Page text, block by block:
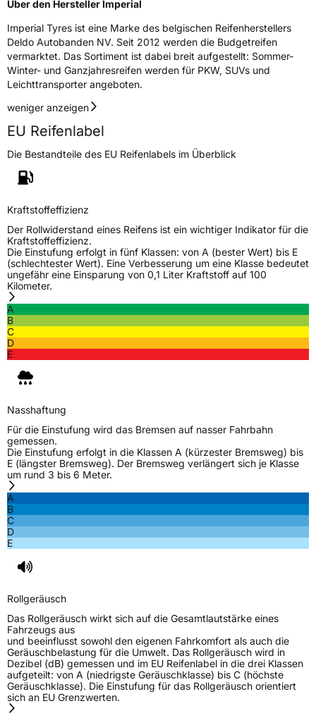
Effizienz D
NasshaftungC
Rollgeräusch (Klasse)B
Rollgeräusch (dB)70
FahrzeugklasseC1
3PMSF / Schneeflockensymbol / Alpine-SymbolNein
EPREL ID517453
Allgemeine Produktsicherheit (GPSR)
HerstellerkontaktDeldo Autobanden NV, Essensteenweg 113
Über den Hersteller Imperial
Imperial Tyres ist eine Marke des belgischen Reifenherstellers
Deldo Autobanden NV. Seit 2012 werden die Budgetreifen
vermarktet. Das Sortiment ist dabei breit aufgestellt: Sommer-
Winter- und Ganzjahresreifen werden für PKW, SUVs und
Leichttransporter angeboten.
weniger anzeigen
EU Reifenlabel
Die Bestandteile des EU Reifenlabels im Überblick
Kraftstoffeffizienz
Der Rollwiderstand eines Reifens ist ein wichtiger Indikator für die
Kraftstoffeffizienz.
Die Einstufung erfolgt in fünf Klassen: von A (bester Wert) bis E
(schlechtester Wert). Eine Verbesserung um eine Klasse bedeutet
ungefähr eine Einsparung von 0,1 Liter Kraftstoff auf 100
Kilometer.
A
B
C
D
E
Nasshaftung
Für die Einstufung wird das Bremsen auf nasser Fahrbahn
gemessen.
Die Einstufung erfolgt in die Klassen A (kürzester Bremsweg) bis
E (längster Bremsweg). Der Bremsweg verlängert sich je Klasse
um rund 3 bis 6 Meter.
A
B
C
D
E
Rollgeräusch
Das Rollgeräusch wirkt sich auf die Gesamtlautstärke eines
Fahrzeugs aus
und beeinflusst sowohl den eigenen Fahrkomfort als auch die
Geräuschbelastung für die Umwelt. Das Rollgeräusch wird in
Dezibel (dB) gemessen und im EU Reifenlabel in die drei Klassen
aufgeteilt: von A (niedrigste Geräuschklasse) bis C (höchste
Geräuschklasse). Die Einstufung für das Rollgeräusch orientiert
sich an EU Grenzwerten.